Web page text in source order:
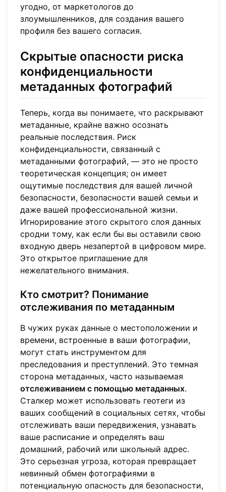
угодно, от маркетологов до
злоумышленников, для создания вашего
профиля без вашего согласия.
Скрытые опасности риска
конфиденциальности
метаданных фотографий
Теперь, когда вы понимаете, что раскрывают
метаданные, крайне важно осознать
реальные последствия. Риск
конфиденциальности, связанный с
метаданными фотографий, — это не просто
теоретическая концепция; он имеет
ощутимые последствия для вашей личной
безопасности, безопасности вашей семьи и
даже вашей профессиональной жизни.
Игнорирование этого скрытого слоя данных
сродни тому, как если бы вы оставили свою
входную дверь незапертой в цифровом мире.
Это открытое приглашение для
нежелательного внимания.
Кто смотрит? Понимание
отслеживания по метаданным
В чужих руках данные о местоположении и
времени, встроенные в ваши фотографии,
могут стать инструментом для
преследования и преступлений. Это темная
сторона метаданных, часто называемая
отслеживанием с помощью метаданных.
Сталкер может использовать геотеги из
ваших сообщений в социальных сетях, чтобы
отслеживать ваши передвижения, узнавать
ваше расписание и определять ваш
домашний, рабочий или школьный адрес.
Это серьезная угроза, которая превращает
невинный обмен фотографиями в
потенциальную опасность для безопасности,